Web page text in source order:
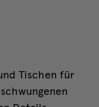
Tischen für